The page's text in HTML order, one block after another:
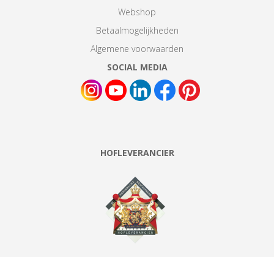
Webshop
Betaalmogelijkheden
Algemene voorwaarden
SOCIAL MEDIA
HOFLEVERANCIER